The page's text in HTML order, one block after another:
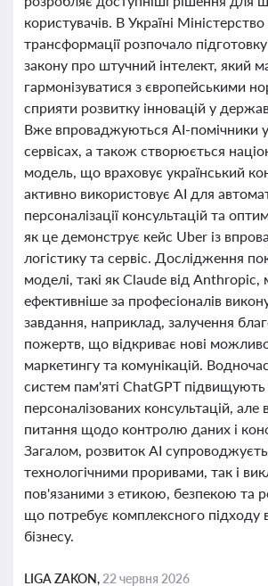
користувачів. В Україні
трансформації розпочало
закону про штучний інтелект, який
гармонізуватися з європейськими
сприяти розвитку інновацій у
Вже впроваджуються AI-помічники
сервісах, а також створюється
модель, що враховує український
активно використовує AI для
персоналізації консультацій та
як це демонструє кейс Uber із
логістику та сервіс. Дослідження
моделі, такі як Claude від
ефективніше за професіоналів
завдання, наприклад, залучення
пожертв, що відкриває нові
маркетингу та комунікацій.
систем пам'яті ChatGPT підвищують
персоналізованих консультацій, але
питання щодо контролю даних і
Загалом, розвиток AI
технологічними проривами, так і
пов'язаними з етикою, безпекою та
що потребує комплексного підходу
бізнесу.
LIGA ZAKON, 22 червня 2026